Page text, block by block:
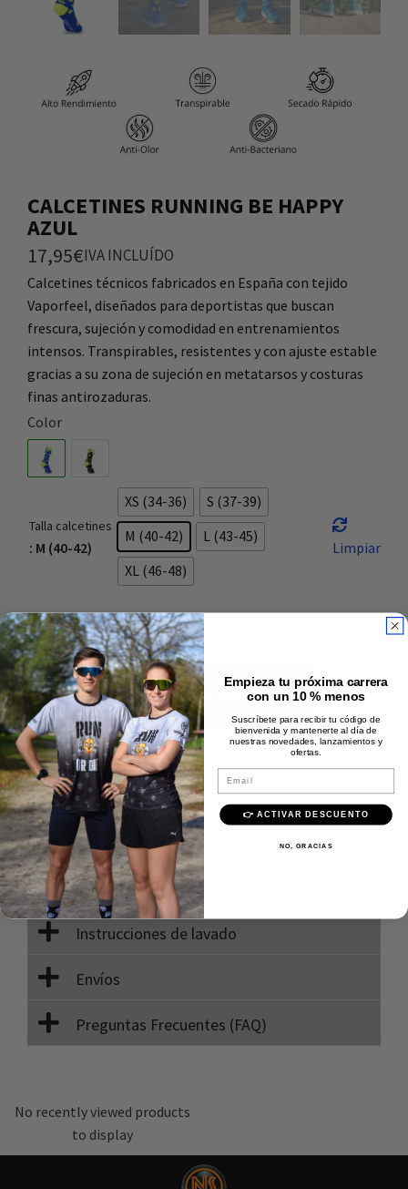
CALCETINES RUNNING BE HAPPY
AZUL
17,95€IVA INCLUÍDO
Calcetines técnicos fabricados en España con tejido
Vaporfeel, diseñados para deportistas que buscan
frescura, sujeción y comodidad en entrenamientos
intensos. Transpirables, resistentes y con ajuste estable
gracias a su zona de sujeción en metatarsos y costuras
finas antirozaduras.
Color
Talla calcetines
: M (40-42)
XS (34-36)
S (37-39)
M (40-42)
L (43-45)
XL (46-48)
Limpiar
SOLO QUEDAN 1 DISPONIBLES
AÑADIR AL CARRITO
Envío rápido y gratis +40€
Pago 100% seguro
Calidad Premium
Descripción
Composición
Instrucciones de lavado
Envíos
Preguntas Frecuentes (FAQ)
No recently viewed products
to display
Empieza tu próxima carrera
con un 10 % menos
Suscríbete para recibir tu código de
bienvenida y mantenerte al día de
nuestras novedades, lanzamientos y
ofertas.
Email
👉 ACTIVAR DESCUENTO
NO, GRACIAS